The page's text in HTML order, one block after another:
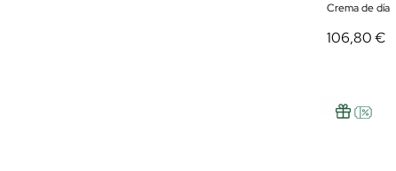
Crema de día
106,80 €